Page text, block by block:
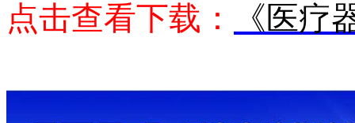
点击查看下载： 《医疗